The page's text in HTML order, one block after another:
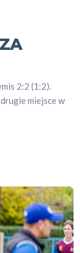
2:2 (1:2).
miejsce w